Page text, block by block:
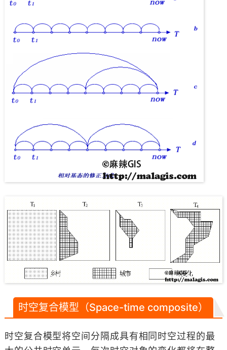
时空复合模型（Space-time composite）
时空复合模型将空间分隔成具有相同时空过程的最